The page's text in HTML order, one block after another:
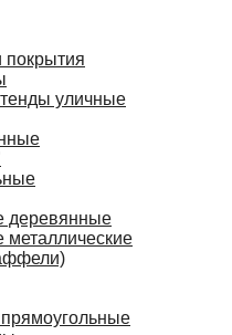
покрытия
уличные
деревянные